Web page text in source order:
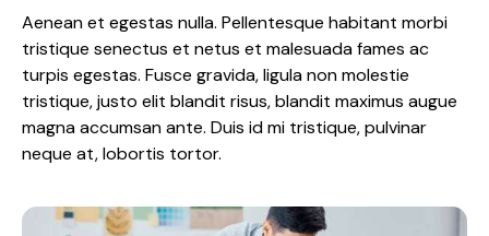
Aenean et egestas nulla. Pellentesque habitant morbi
tristique senectus et netus et malesuada fames ac
turpis egestas. Fusce gravida, ligula non molestie
tristique, justo elit blandit risus, blandit maximus augue
magna accumsan ante. Duis id mi tristique, pulvinar
neque at, lobortis tortor.